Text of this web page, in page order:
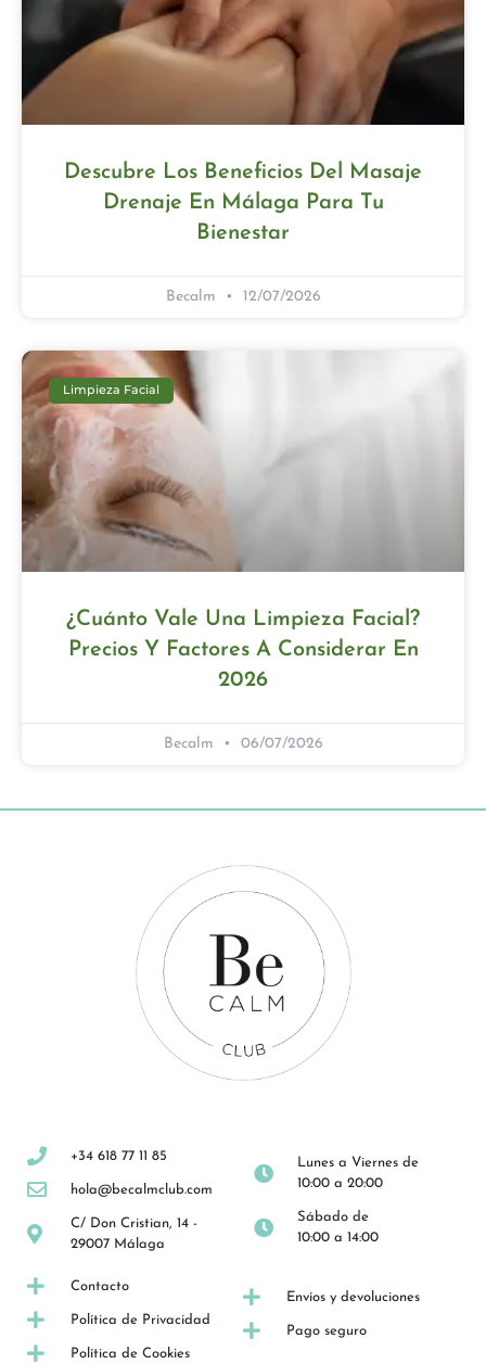
Descubre Los Beneficios Del Masaje
Drenaje En Málaga Para Tu
Bienestar
Becalm 12/07/2026
Limpieza Facial
¿Cuánto Vale Una Limpieza Facial?
Precios Y Factores A Considerar En
2026
Becalm 06/07/2026
+34 618 77 11 85
hola@becalmclub.com
C/ Don Cristian, 14 -
29007 Málaga
Lunes a Viernes de
10:00 a 20:00
Sábado de
10:00 a 14:00
Contacto
Política de Privacidad
Política de Cookies
Envíos y devoluciones
Pago seguro